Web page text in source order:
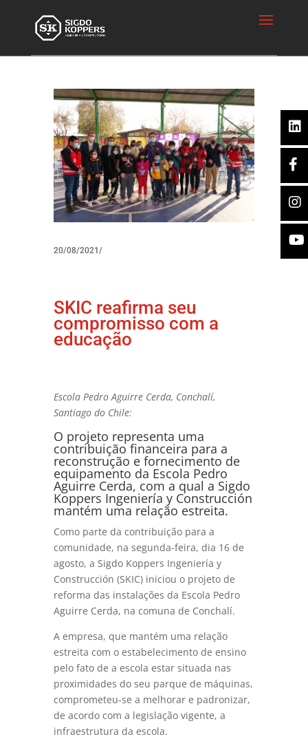
20/08/2021/
SKIC reafirma seu
compromisso com a
educação
Escola Pedro Aguirre Cerda, Conchalí,
Santiago do Chile:
O projeto representa uma
contribuição financeira para a
reconstrução e fornecimento de
equipamento da Escola Pedro
Aguirre Cerda, com a qual a Sigdo
Koppers Ingeniería y Construcción
mantém uma relação estreita.
Como parte da contribuição para a
comunidade, na segunda-feira, dia 16 de
agosto, a Sigdo Koppers Ingeniería y
Construcción (SKIC) iniciou o projeto de
reforma das instalações da Escola Pedro
Aguirre Cerda, na comuna de Conchalí.
A empresa, que mantém uma relação
estreita com o estabelecimento de ensino
pelo fato de a escola estar situada nas
proximidades do seu parque de máquinas,
comprometeu-se a melhorar e padronizar,
de acordo com a legislação vigente, a
infraestrutura da escola.